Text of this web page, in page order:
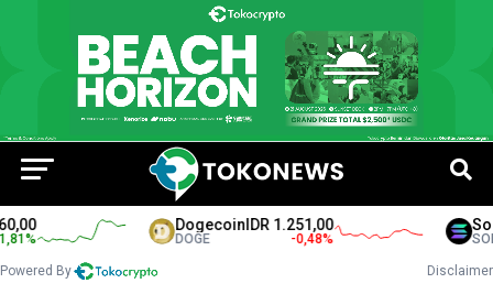
%
DogecoinIDR 1.251,00
DOGE -0,48% SOL
Powered By Disclaimer